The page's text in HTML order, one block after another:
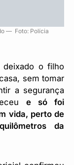
— Foto: Polícia
deixado o filho
sem tomar
a segurança
e só foi
vida, perto de
da